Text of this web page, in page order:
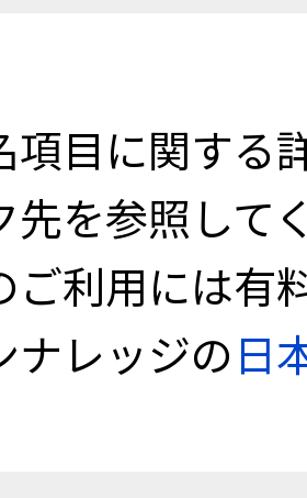
項目に関する
先を参照して
ご利用には有
ナレッジの日